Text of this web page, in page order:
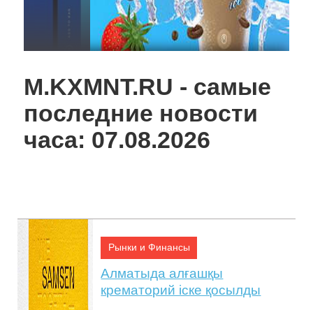
Әр азамат үшін маңызды сәт
M.KXMNT.RU - самые
последние новости
часа: 07.08.2026
Рынки и Финансы
Алматыда алғашқы
крематорий іске қосылды